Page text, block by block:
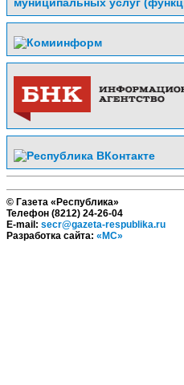
© Газета «Республика»
Телефон (8212) 24-26-04
E-mail: secr@gazeta-respublika.ru
Разработка сайта: «МС»